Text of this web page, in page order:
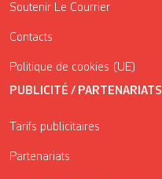
Soutenir Le Courrier
Contacts
Politique de cookies (UE)
PUBLICITÉ / PARTENARIATS
Tarifs publicitaires
Partenariats